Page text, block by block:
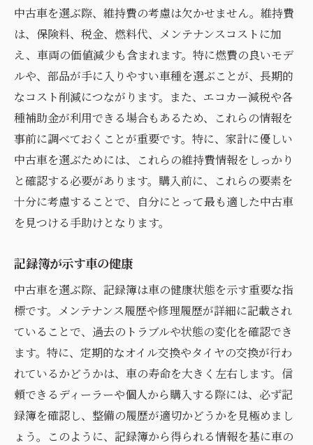
中古車を選ぶ際、維持費の考慮は欠かせません。維持費
は、保険料、税金、燃料代、メンテナンスコストに加
え、車両の価値減少も含まれます。特に燃費の良いモデ
ルや、部品が手に入りやすい車種を選ぶことが、長期的
なコスト削減につながります。また、エコカー減税や各
種補助金が利用できる場合もあるため、これらの情報を
事前に調べておくことが重要です。特に、家計に優しい
中古車を選ぶためには、これらの維持費情報をしっかり
と確認する必要があります。購入前に、これらの要素を
十分に考慮することで、自分にとって最も適した中古車
を見つける手助けとなります。
記録簿が示す車の健康
中古車を選ぶ際、記録簿は車の健康状態を示す重要な指
標です。メンテナンス履歴や修理履歴が詳細に記載され
ていることで、過去のトラブルや状態の変化を確認でき
ます。特に、定期的なオイル交換やタイヤの交換が行わ
れているかどうかは、車の寿命を大きく左右します。信
頼できるディーラーや個人から購入する際には、必ず記
録簿を確認し、整備の履歴が適切かどうかを見極めまし
ょう。このように、記録簿から得られる情報を基に車の